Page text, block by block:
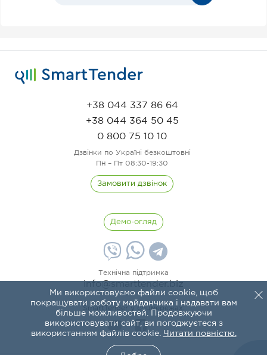
Ми використовуємо файли cookie, щоб
покращувати роботу майданчика і надавати вам
більше можливостей. Продовжуючи
використовувати сайт, ви погоджуєтеся з
використанням файлів cookie.
Читати повністю.
+38 044 337 86 64
+38 044 364 50 45
0 800 75 10 10
Дзвінки по Україні безкоштовні
Пн – Пт 08:30-19:30
Замовити дзвінок
Технічна підтримка
Демо-огляд
SmartTender у соцмережах: